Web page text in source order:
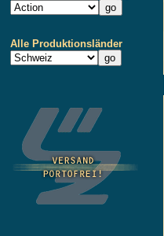
Alle Produktionsländer